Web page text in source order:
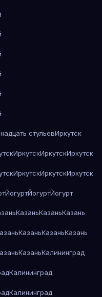
стульевИркутск
ИркутскИркутскИркутск
ИркутскИркутскИркутск
ЙогуртЙогуртЙогурт
КазаньКазаньКазань
КазаньКазаньКазань
КазаньКалининград
Калининград
Калининград